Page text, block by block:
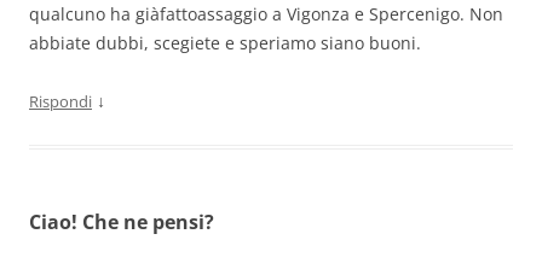
qualcuno ha giàfattoassaggio a Vigonza e Spercenigo. Non
abbiate dubbi, scegiete e speriamo siano buoni.
Rispondi ↓
Ciao! Che ne pensi?